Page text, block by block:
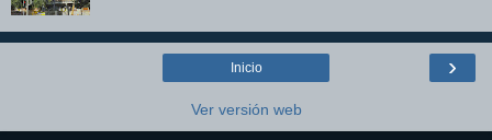
›
Inicio
Ver versión web